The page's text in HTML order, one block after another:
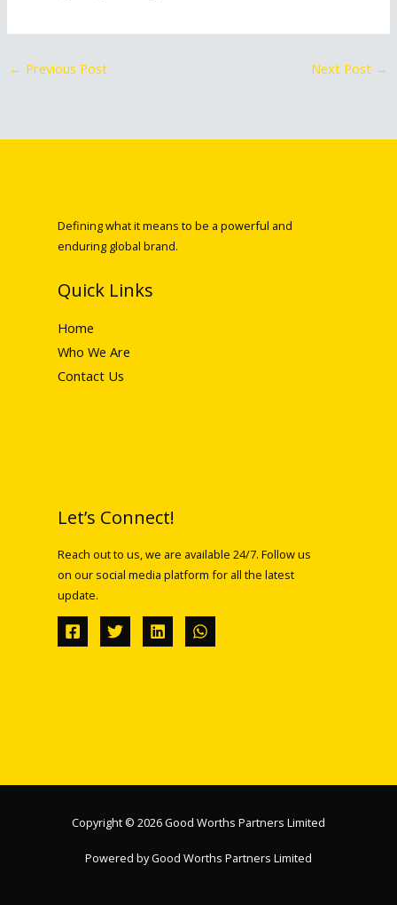
← Previous Post Next Post →
Defining what it means to be a powerful and
enduring global brand.
Quick Links
Home
Who We Are
Contact Us
Let’s Connect!
Reach out to us, we are available 24/7. Follow us
on our social media platform for all the latest
update.
Copyright © 2026 Good Worths Partners Limited
Powered by Good Worths Partners Limited